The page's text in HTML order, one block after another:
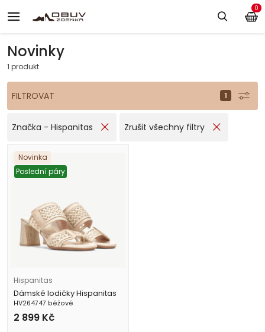
Novinky
1 produkt
FILTROVAT
Značka - Hispanitas Zrušit všechny filtry
Novinka
Poslední páry
Hispanitas
Dámské lodičky Hispanitas
HV264747 béžové
2 899 Kč
0